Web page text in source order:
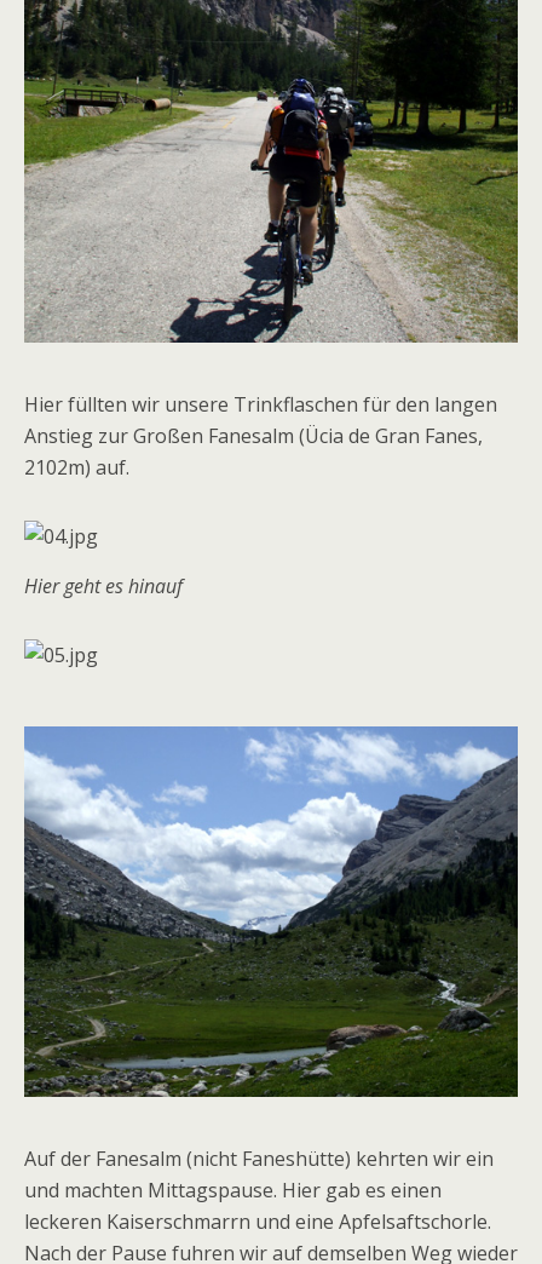
Hier füllten wir unsere Trinkflaschen für den langen
Anstieg zur Großen Fanesalm (Ücia de Gran Fanes,
2102m) auf.
Hier geht es hinauf
Auf der Fanesalm (nicht Faneshütte) kehrten wir ein
und machten Mittagspause. Hier gab es einen
leckeren Kaiserschmarrn und eine Apfelsaftschorle.
Nach der Pause fuhren wir auf demselben Weg wieder